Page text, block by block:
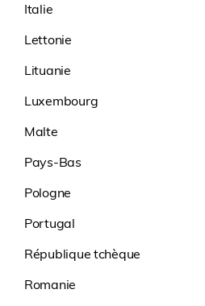
Italie
Lettonie
Lituanie
Luxembourg
Malte
Pays-Bas
Pologne
Portugal
République tchèque
Romanie